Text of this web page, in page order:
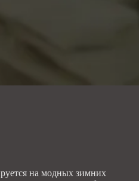
на модных зимних